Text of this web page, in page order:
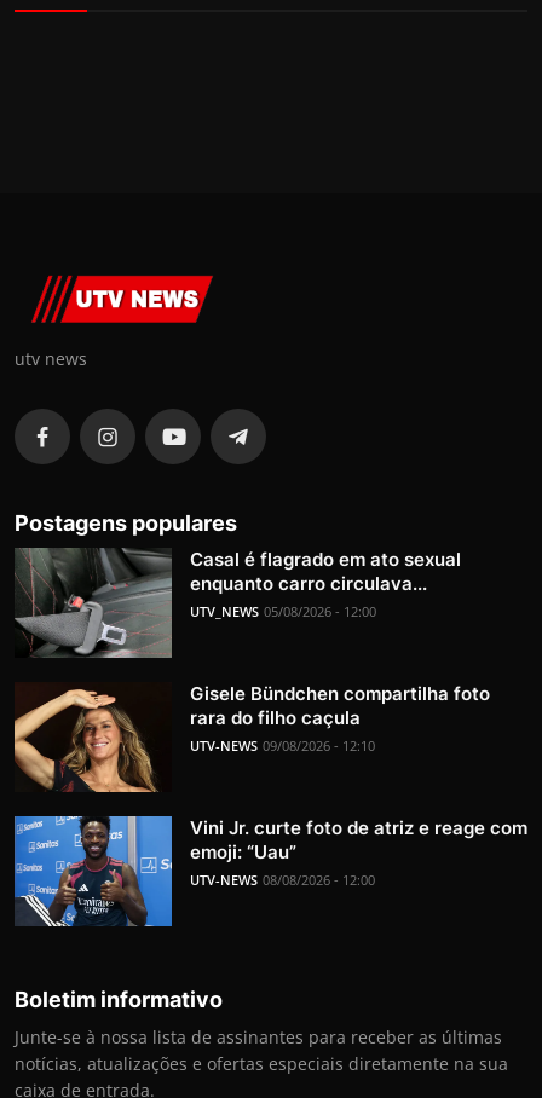
utv news
Postagens populares
Casal é flagrado em ato sexual
enquanto carro circulava...
UTV_NEWS 05/08/2026 - 12:00
Gisele Bündchen compartilha foto
rara do filho caçula
UTV-NEWS 09/08/2026 - 12:10
Vini Jr. curte foto de atriz e reage com
emoji: “Uau”
UTV-NEWS 08/08/2026 - 12:00
Boletim informativo
Junte-se à nossa lista de assinantes para receber as últimas
notícias, atualizações e ofertas especiais diretamente na sua
caixa de entrada.